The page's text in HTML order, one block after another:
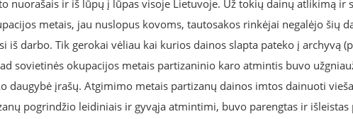
nuorašais ir iš lūpų į lūpas visoje Lietuvoje. Už tokių dainų atlikimą ir
metais, jau nuslopus kovoms, tautosakos rinkėjai negalėjo šių
iš darbo. Tik gerokai vėliau kai kurios dainos slapta pateko į archyvą
sovietinės okupacijos metais partizaninio karo atmintis buvo
daugybė įrašų. Atgimimo metais partizanų dainos imtos dainuoti
pogrindžio leidiniais ir gyvąja atmintimi, buvo parengtas ir išleistas